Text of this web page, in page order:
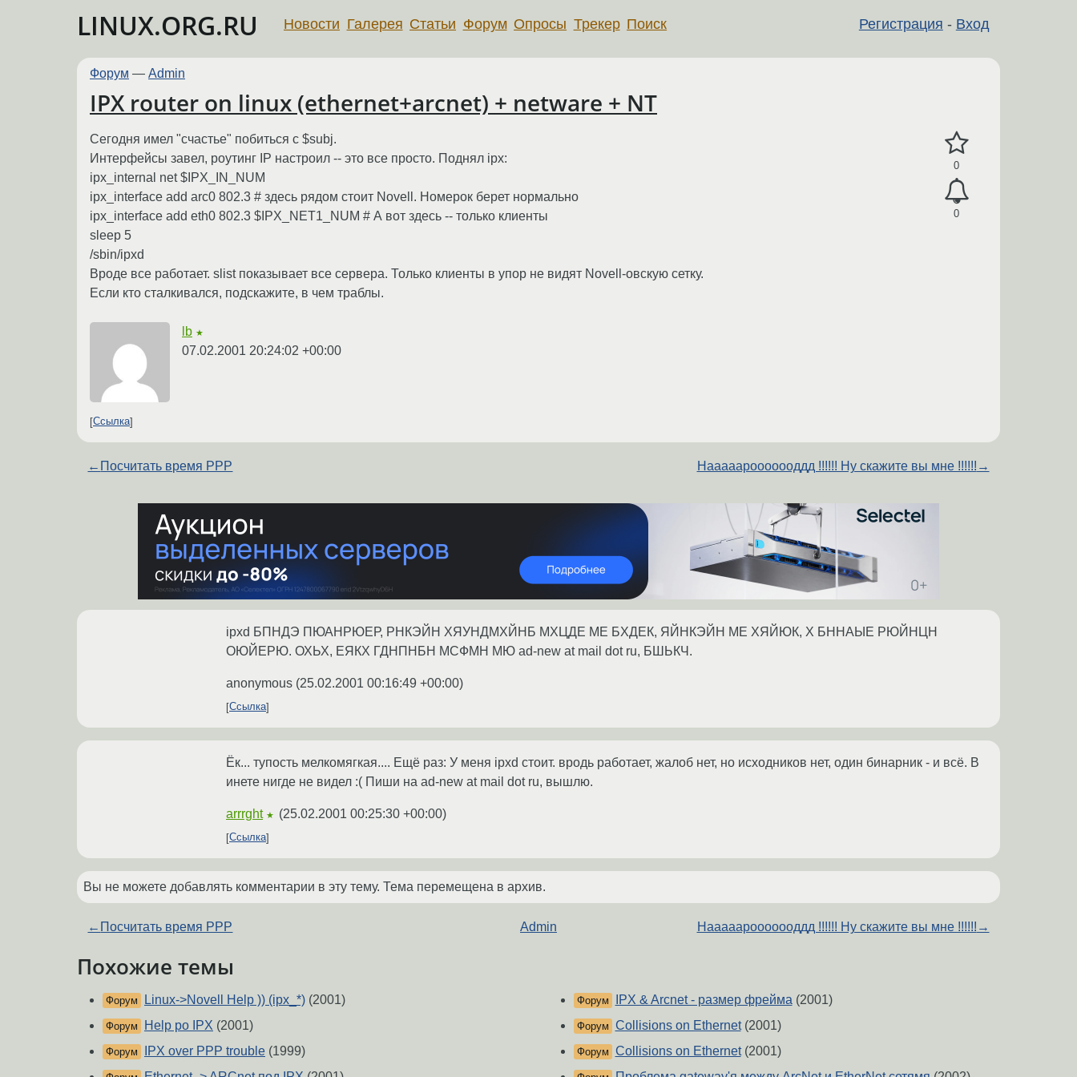
LINUX.ORG.RU Регистрация - Вход
Новости Галерея Статьи Форум Опросы Трекер Поиск
Форум — Admin
IPX router on linux (ethernet+arcnet) + netware + NT
0
0
Сегодня имел "счастье" побиться с $subj.
Интерфейсы завел, роутинг IP настроил -- это все просто. Поднял ipx:
ipx_internal net $IPX_IN_NUM
ipx_interface add arc0 802.3 # здесь рядом стоит Novell. Номерок берет нормально
ipx_interface add eth0 802.3 $IPX_NET1_NUM # А вот здесь -- только клиенты
sleep 5
/sbin/ipxd
Вроде все работает. slist показывает все сервера. Только клиенты в упор не видят Novell-овскую сетку.
Если кто сталкивался, подскажите, в чем траблы.
lb ★
07.02.2001 20:24:02 +00:00
Ссылка
← Посчитать время PPP Нааааарооооооддд !!!!!! Ну скажите вы мне !!!!!! →
ipxd БПНДЭ ПЮАНРЮЕР, РНКЭЙН ХЯУНДМХЙНБ МХЦДЕ МЕ БХДЕК, ЯЙНКЭЙН МЕ ХЯЙЮК, Х БННАЫЕ РЮЙНЦН
ОЮЙЕРЮ. ОХЬХ, ЕЯКХ ГДНПНБН МСФМН МЮ ad-new at mail dot ru, БШЬКЧ.
anonymous (25.02.2001 00:16:49 +00:00)
Ссылка
Ёк... тупость мелкомягкая.... Ещё раз: У меня ipxd стоит. вродь работает, жалоб нет, но исходников нет, один бинарник - и всё. В
инете нигде не видел :( Пиши на ad-new at mail dot ru, вышлю.
arrrght ★ (25.02.2001 00:25:30 +00:00)
Ссылка
Вы не можете добавлять комментарии в эту тему. Тема перемещена в архив.
← Посчитать время PPP Admin Нааааарооооооддд !!!!!! Ну скажите вы мне !!!!!! →
Похожие темы
Форум Linux->Novell Help )) (ipx_*) (2001)
Форум Help po IPX (2001)
Форум IPX over PPP trouble (1999)
Форум IPX & Arcnet - размер фрейма(2001)
Форум Collisions on Ethernet(2001)
Форум Collisions on Ethernet(2001)